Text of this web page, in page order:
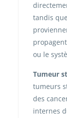
tandis
ou le
Tumeur
tumeurs
des
internes